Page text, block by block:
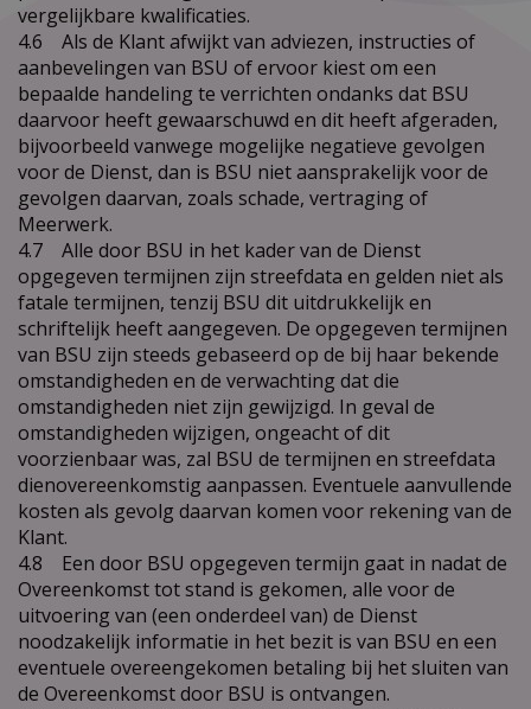
vergelijkbare kwalificaties.
4.6 Als de Klant afwijkt van adviezen, instructies of
aanbevelingen van BSU of ervoor kiest om een
bepaalde handeling te verrichten ondanks dat BSU
daarvoor heeft gewaarschuwd en dit heeft afgeraden,
bijvoorbeeld vanwege mogelijke negatieve gevolgen
voor de Dienst, dan is BSU niet aansprakelijk voor de
gevolgen daarvan, zoals schade, vertraging of
Meerwerk.
4.7 Alle door BSU in het kader van de Dienst
opgegeven termijnen zijn streefdata en gelden niet als
fatale termijnen, tenzij BSU dit uitdrukkelijk en
schriftelijk heeft aangegeven. De opgegeven termijnen
van BSU zijn steeds gebaseerd op de bij haar bekende
omstandigheden en de verwachting dat die
omstandigheden niet zijn gewijzigd. In geval de
omstandigheden wijzigen, ongeacht of dit
voorzienbaar was, zal BSU de termijnen en streefdata
dienovereenkomstig aanpassen. Eventuele aanvullende
kosten als gevolg daarvan komen voor rekening van de
Klant.
4.8 Een door BSU opgegeven termijn gaat in nadat de
Overeenkomst tot stand is gekomen, alle voor de
uitvoering van (een onderdeel van) de Dienst
noodzakelijk informatie in het bezit is van BSU en een
eventuele overeengekomen betaling bij het sluiten van
de Overeenkomst door BSU is ontvangen.